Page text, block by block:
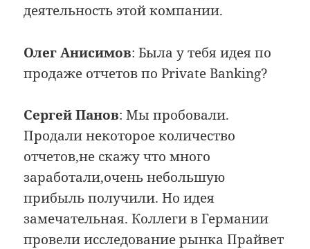
деятельность этой компании.
Олег Анисимов: Была у тебя идея по
продаже отчетов по Private Banking?
Сергей Панов: Мы пробовали.
Продали некоторое количество
отчетов,не скажу что много
заработали,очень небольшую
прибыль получили. Но идея
замечательная. Коллеги в Германии
провели исследование рынка Прайвет